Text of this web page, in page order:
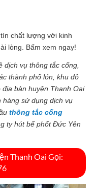
chất lượng với kinh
lòng. Bấm xem ngay!
dịch vụ thông tắc cống,
thành phố lớn, khu đô
bàn huyện Thanh Oai
hàng sử dụng dịch vụ
thông tắc cống
ty hút bể phốt Đức Yên
Thanh Oai Gọi: